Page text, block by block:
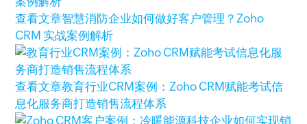
查看文章智慧消防企业如何做好客户管理？Zoho
CRM 实战案例解析
查看文章教育行业CRM案例：Zoho CRM赋能考试信
息化服务商打造销售流程体系